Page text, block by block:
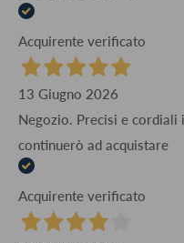
Acquirente verificato
13 Giugno 2026
Negozio. Precisi e
continuerò ad acquistare
Acquirente verificato